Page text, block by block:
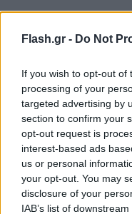
Flash.gr - Do Not
If you wish to opt-out of
processing of your
targeted advertising by
section to confirm your
opt-out request is
interest-based ads
us or personal
your opt-out. You may
disclosure of your
IAB’s list of